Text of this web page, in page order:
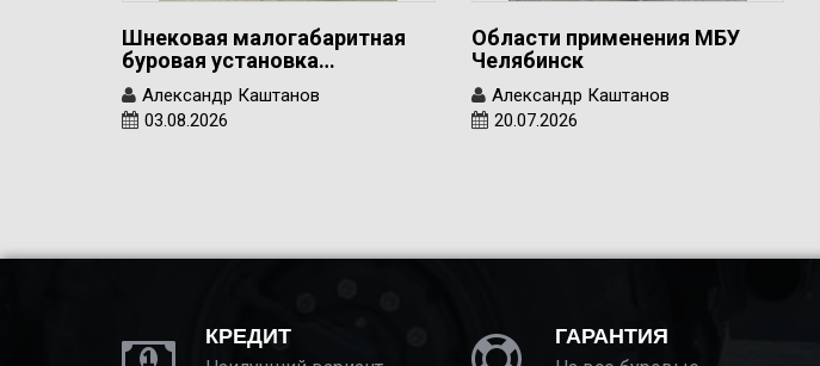
Шнековая малогабаритная
буровая установка…
Александр Каштанов
03.08.2026
Области применения МБУ
Челябинск
Александр Каштанов
20.07.2026
КРЕДИТ ГАРАНТИЯ